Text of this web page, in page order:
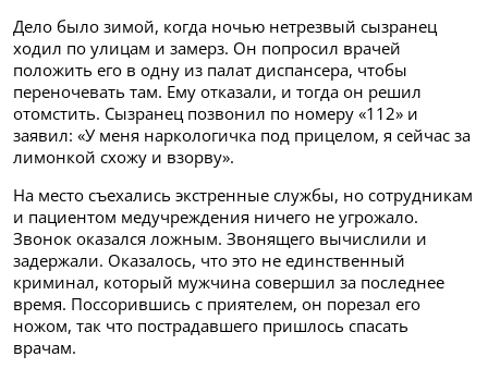
Дело было зимой, когда ночью нетрезвый сызранец
ходил по улицам и замерз. Он попросил врачей
положить его в одну из палат диспансера, чтобы
переночевать там. Ему отказали, и тогда он решил
отомстить. Сызранец позвонил по номеру «112» и
заявил: «У меня наркологичка под прицелом, я сейчас за
лимонкой схожу и взорву».
На место съехались экстренные службы, но сотрудникам
и пациентом медучреждения ничего не угрожало.
Звонок оказался ложным. Звонящего вычислили и
задержали. Оказалось, что это не единственный
криминал, который мужчина совершил за последнее
время. Поссорившись с приятелем, он порезал его
ножом, так что пострадавшего пришлось спасать
врачам.